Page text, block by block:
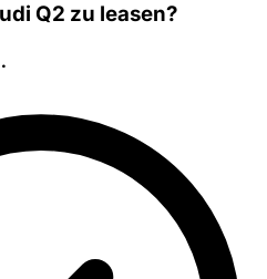
Q2 zu leasen?